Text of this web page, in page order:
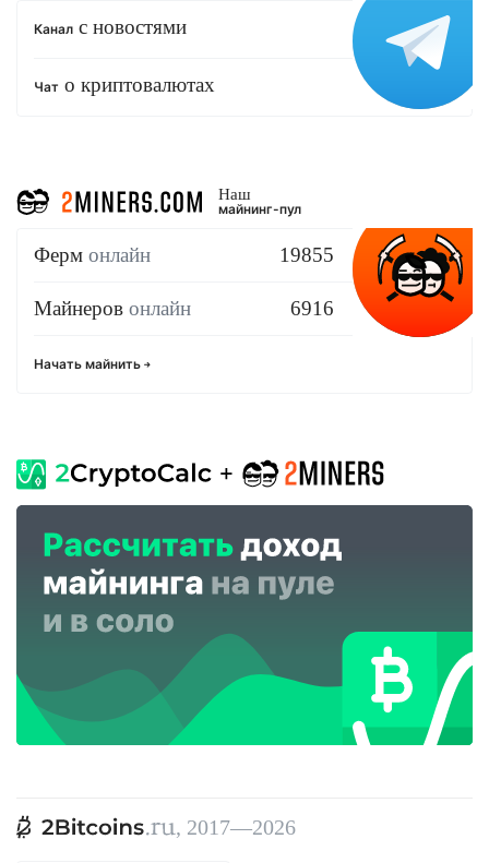
Канал с новостями
Чат о криптовалютах
Наш
майнинг-пул
Ферм онлайн 19855
Майнеров онлайн 6916
Начать майнить
, 2017—2026